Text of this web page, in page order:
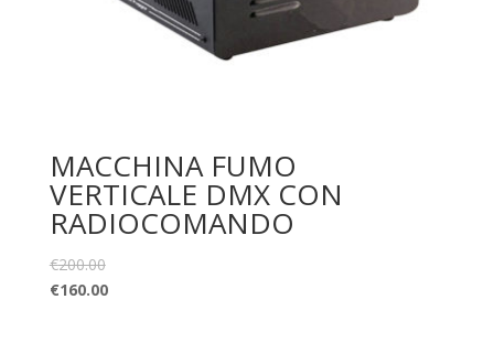
MACCHINA FUMO
VERTICALE DMX CON
RADIOCOMANDO
€200.00
€160.00